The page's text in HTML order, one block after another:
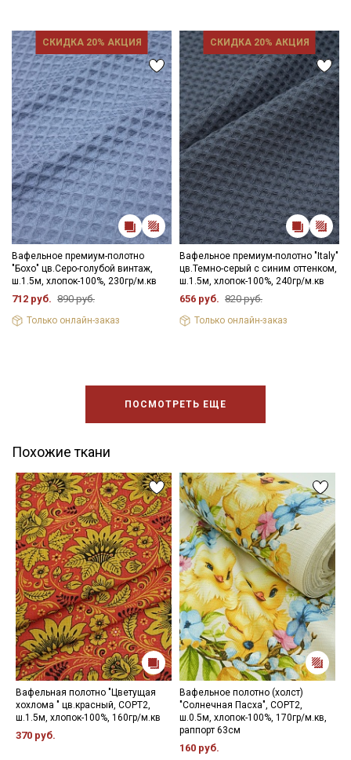
СКИДКА 20% АКЦИЯ
Вафельное премиум-полотно
"Бохо" цв.Серо-голубой винтаж,
ш.1.5м, хлопок-100%, 230гр/м.кв
712 руб. 890 руб.
Только онлайн-заказ
СКИДКА 20% АКЦИЯ
Вафельное премиум-полотно "Italy"
цв.Темно-серый с синим оттенком,
ш.1.5м, хлопок-100%, 240гр/м.кв
656 руб. 820 руб.
Только онлайн-заказ
ПОСМОТРЕТЬ ЕЩЕ
Похожие ткани
Вафельная полотно "Цветущая
хохлома " цв.красный, СОРТ2,
ш.1.5м, хлопок-100%, 160гр/м.кв
370 руб.
Вафельное полотно (холст)
"Солнечная Пасха", СОРТ2,
ш.0.5м, хлопок-100%, 170гр/м.кв,
раппорт 63см
160 руб.